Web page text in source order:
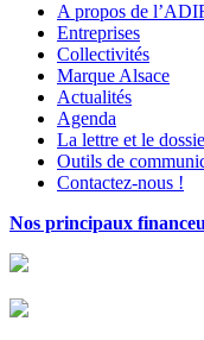
A propos de
Entreprises
Collectivités
Marque Alsace
Actualités
Agenda
La lettre et le
Outils de
Contactez-nous !
Nos principaux